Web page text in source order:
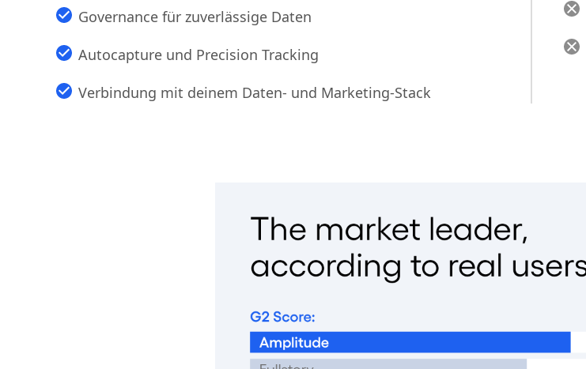
Native A/B-Tests, Guides und Surveys
Governance für zuverlässige Daten
Autocapture und Precision Tracking